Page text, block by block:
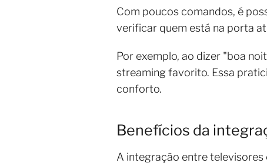
Com poucos comandos, é
verificar quem está na porta
Por exemplo, ao dizer "boa
streaming favorito. Essa
conforto.
Benefícios da
A integração entre